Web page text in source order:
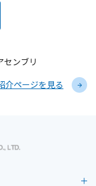
センブリ
介ページを見る